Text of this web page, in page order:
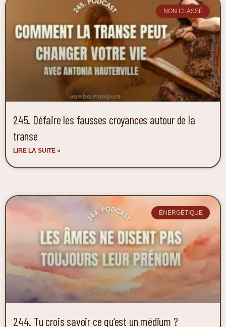
NON CLASSÉ
245. Défaire les fausses croyances autour de la
transe
LIRE LA SUITE »
ÉNERGÉTIQUE
244. Tu crois savoir ce qu’est un médium ?